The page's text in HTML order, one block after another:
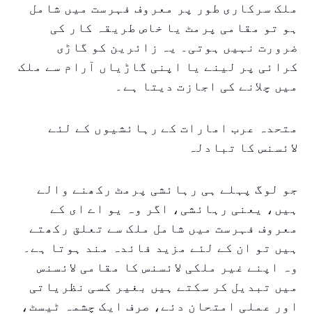
ملک سرکاری طور پر معروف فہرست میں شامل
ہو تو مقامی پرمٹ یا خاص طریقہ کار کی
ضرورت نہیں ہوتی۔ یہ زائرین کو گاڑی
کرائی پر لینے یا اپنی گاڑیاں آرام سے ملک
میں چلانے کی اجازت دیتا ہے۔
متحدہ عرب امارات کے رہائشیوں کے لئے
لائسنس کا تبادلہ
جو لوگ پہلے ہی رہائشی پرمٹ رکھنے والے
ہیں، یعنی رہائشی، اگر وہ یو اے ای کے
معروف فہرست میں شامل ملک سے تعلق رکھتے
ہیں تو ان کے لئے مزید فائدہ مند ہوتا ہے۔
وہ اپنے غیر ملکی لائسنس کا مقامی لائسنس
میں تبدیل کر سکتے ہیں بغیر کسی نظریاتی
اور عملی امتحان دئے، صرف ایک چشمہ ٹیسٹ،